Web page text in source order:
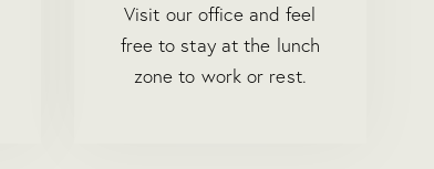
Visit our office and feel
free to stay at the lunch
zone to work or rest.